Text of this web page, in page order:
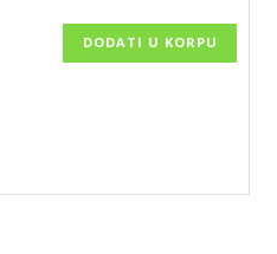
DODATI U KORPU